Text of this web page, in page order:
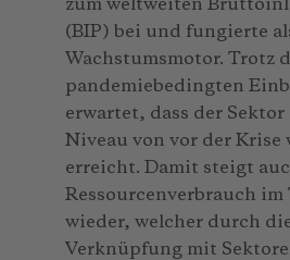
zum weltweiten
(BIP) bei und fungierte
Wachstumsmotor. Trotz
pandemiebedingten
erwartet, dass der
Niveau von vor der Krise
erreicht. Damit steigt
Ressourcenverbrauch im
wieder, welcher durch
Verknüpfung mit